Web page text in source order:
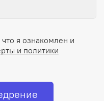
я ознакомлен и
и политики